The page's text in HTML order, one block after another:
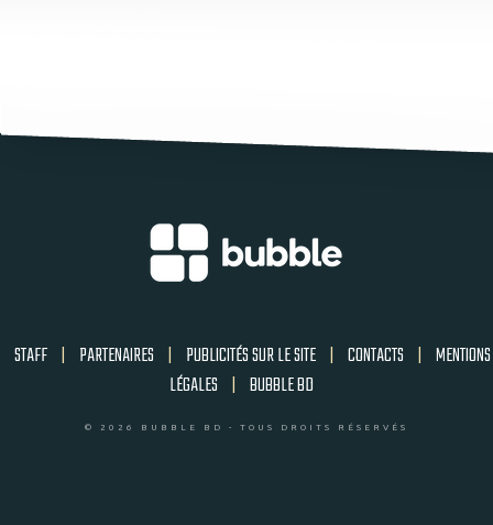
STAFF | PARTENAIRES | PUBLICITÉS SUR LE SITE | CONTACTS | MENTIONS
LÉGALES | BUBBLE BD
© 2026 BUBBLE BD - TOUS DROITS RÉSERVÉS